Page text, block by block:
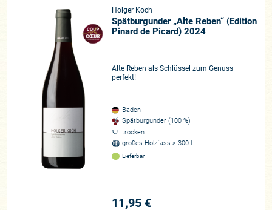
Ihnen viel Vergnügen und eine gute Zeit!
Holger Koch
Spätburgunder „Alte Reben“ (Edition
Pinard de Picard) 2024
Alte Reben als Schlüssel zum Genuss –
perfekt!
Baden
Spätburgunder (100 %)
trocken
großes Holzfass > 300 l
Lieferbar
11,95 €